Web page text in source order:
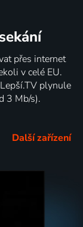
přes internet
v celé EU.
plynule
3 Mb/s).
Další zařízení